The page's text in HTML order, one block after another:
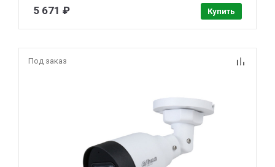
видеоаналитика, микрофон, LED 50м, IP67,
5 671 ₽ Купить
Под заказ